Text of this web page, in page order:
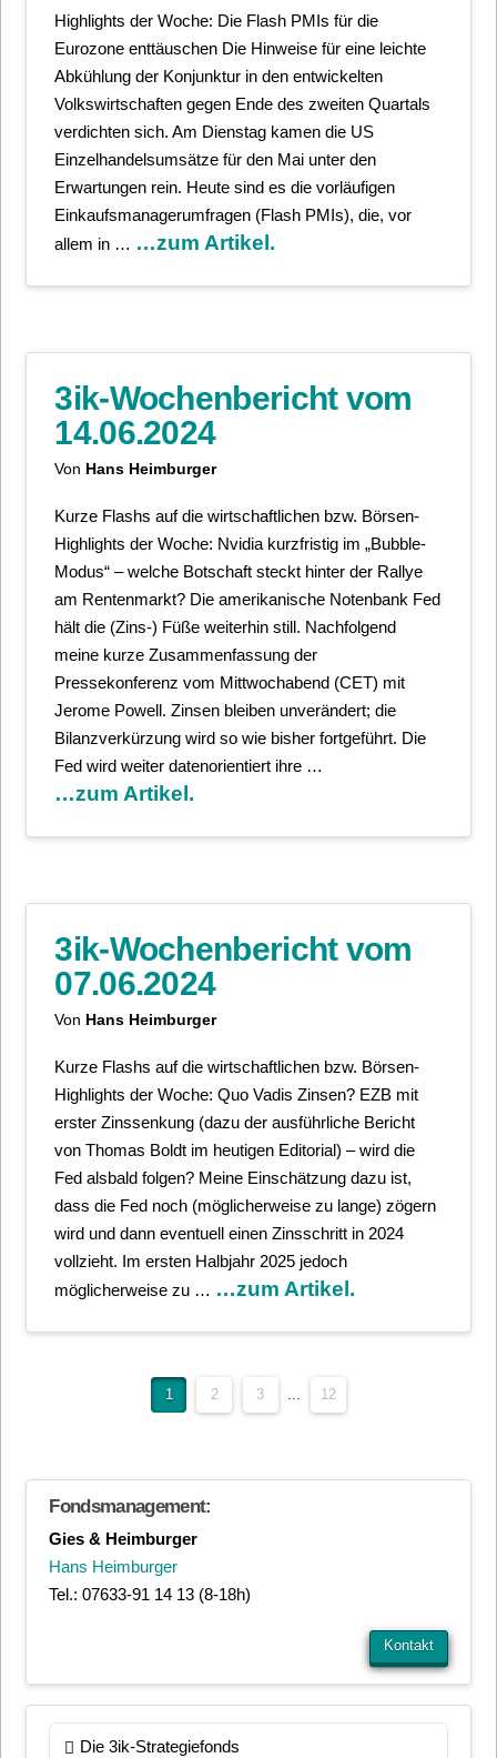
Highlights der Woche: Die Flash PMIs für die
Eurozone enttäuschen Die Hinweise für eine leichte
Abkühlung der Konjunktur in den entwickelten
Volkswirtschaften gegen Ende des zweiten Quartals
verdichten sich. Am Dienstag kamen die US
Einzelhandelsumsätze für den Mai unter den
Erwartungen rein. Heute sind es die vorläufigen
Einkaufsmanagerumfragen (Flash PMIs), die, vor
allem in … …zum Artikel.
3ik-Wochenbericht vom
14.06.2024
Von Hans Heimburger
Kurze Flashs auf die wirtschaftlichen bzw. Börsen-
Highlights der Woche: Nvidia kurzfristig im „Bubble-
Modus“ – welche Botschaft steckt hinter der Rallye
am Rentenmarkt? Die amerikanische Notenbank Fed
hält die (Zins-) Füße weiterhin still. Nachfolgend
meine kurze Zusammenfassung der
Pressekonferenz vom Mittwochabend (CET) mit
Jerome Powell. Zinsen bleiben unverändert; die
Bilanzverkürzung wird so wie bisher fortgeführt. Die
Fed wird weiter datenorientiert ihre …
…zum Artikel.
3ik-Wochenbericht vom
07.06.2024
Von Hans Heimburger
Kurze Flashs auf die wirtschaftlichen bzw. Börsen-
Highlights der Woche: Quo Vadis Zinsen? EZB mit
erster Zinssenkung (dazu der ausführliche Bericht
von Thomas Boldt im heutigen Editorial) – wird die
Fed alsbald folgen? Meine Einschätzung dazu ist,
dass die Fed noch (möglicherweise zu lange) zögern
wird und dann eventuell einen Zinsschritt in 2024
vollzieht. Im ersten Halbjahr 2025 jedoch
möglicherweise zu … …zum Artikel.
1 2 3 12
Fondsmanagement:
Gies & Heimburger
Hans Heimburger
Tel.: 07633-91 14 13 (8-18h)
Kontakt
Die 3ik-Strategiefonds